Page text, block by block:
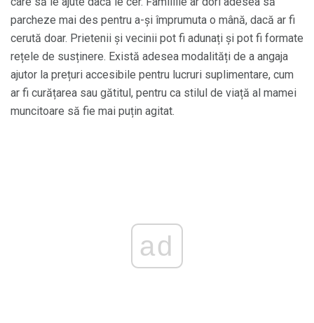
parcheze mai des pentru a-și împrumuta o mână, dacă ar fi
cerută doar. Prietenii și vecinii pot fi adunați și pot fi formate
rețele de susținere. Există adesea modalități de a angaja
ajutor la prețuri accesibile pentru lucruri suplimentare, cum
ar fi curățarea sau gătitul, pentru ca stilul de viață al mamei
muncitoare să fie mai puțin agitat.
ad